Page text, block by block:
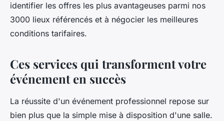
identifier les offres les plus avantageuses parmi nos
3000 lieux référencés et à négocier les meilleures
conditions tarifaires.
Ces services qui transforment votre
événement en succès
La réussite d'un événement professionnel repose sur
bien plus que la simple mise à disposition d'une salle.